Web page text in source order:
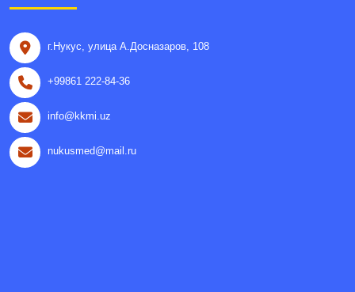
г.Нукус, улица A.Досназаров, 108
+99861 222-84-36
info@kkmi.uz
nukusmed@mail.ru